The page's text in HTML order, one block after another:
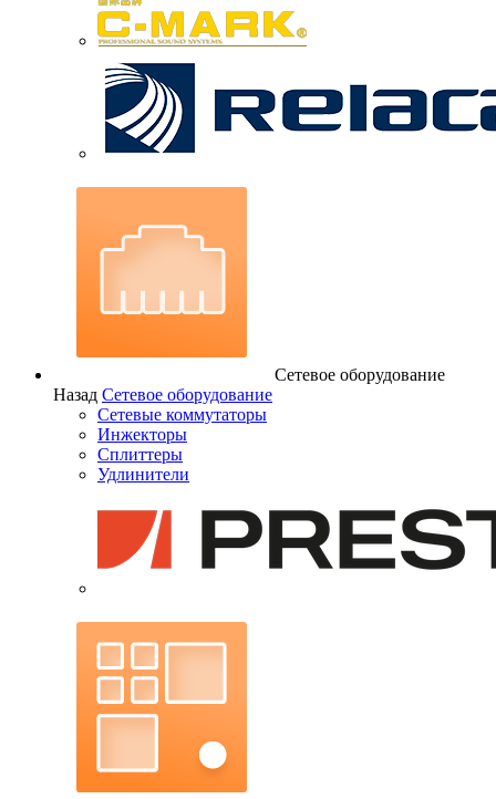
Сетевое оборудование
Назад Сетевое оборудование
Сетевые коммутаторы
Инжекторы
Сплиттеры
Удлинители